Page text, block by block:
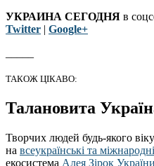
УКРАИНА СЕГОДНЯ в
Twitter | Google+
ТАКОЖ ЦІКАВО:
Талановита
Творчих людей будь-якого
на всеукраїнські та
екосистема Алея Зірок України